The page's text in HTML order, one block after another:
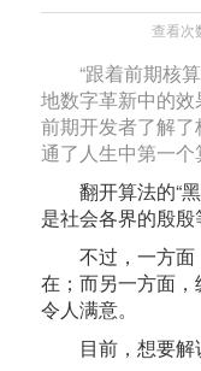
查看次
“跟着前期核
地数字革新中的
前期开发者了解
通了人生中第一个
翻开算法的“
是社会各界的殷殷
不过，一方
在；而另一方面
令人满意。
目前，想要解